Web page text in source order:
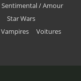
Sentimental / Amour
Star Wars
Vampires
Voitures